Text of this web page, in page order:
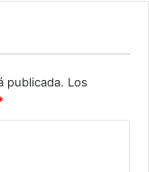
publicada. Los